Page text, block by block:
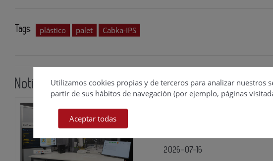
Tags: plástico palet Cabka-IPS
Noticias relacionadas
FANUC acelera la
2026-07-16
Utilizamos cookies propias y de terceros para analizar nuestros
partir de sus hábitos de navegación (por ejemplo, páginas
Aceptar todas